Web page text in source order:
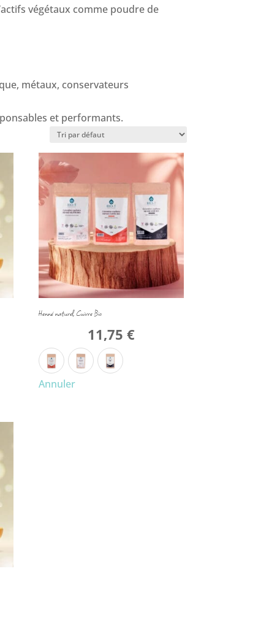
végétaux comme poudre de
métaux, conservateurs
et performants.
Henné naturel Cuivre Bio
11,75€
Annuler